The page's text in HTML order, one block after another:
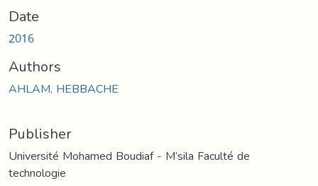
Date
2016
Authors
AHLAM, HEBBACHE
Publisher
Université Mohamed Boudiaf - M’sila Faculté de
technologie